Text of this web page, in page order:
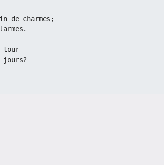
de charmes;
tour
jours?